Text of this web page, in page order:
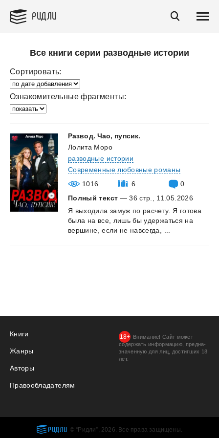
РИДЛИ
Все книги серии разводные истории
Сортировать:
Ознакомительные фрагменты:
Развод. Чао, пупсик.
Лолита Моро
разводные истории
Современные любовные романы
1016
6
0
Полный текст — 36 стр., 11.05.2026
Я выходила замуж по расчету. Я готова
была на все, лишь бы удержаться на
вершине, если не навсегда,
Книги
Жанры
Авторы
Правообладателям
Внимание! Сайт может
содержать информацию, предна­
значенную для лиц, дости­гших 18
лет.
РИДЛИ © “Ридли”, 2026. Все права защищены.